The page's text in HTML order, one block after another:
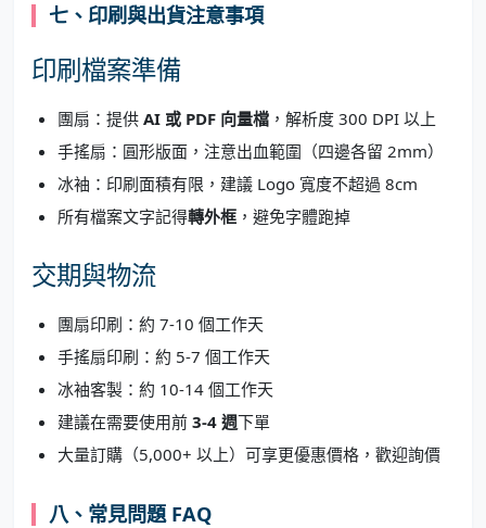
七、印刷與出貨注意事項
印刷檔案準備
團扇：提供 AI 或 PDF 向量檔 ，解析度 300 DPI 以上
手搖扇：圓形版面，注意出血範圍（四邊各留 2mm）
冰袖：印刷面積有限，建議 Logo 寬度不超過 8cm
所有檔案文字記得轉外框 ，避免字體跑掉
交期與物流
團扇印刷：約 7-10 個工作天
手搖扇印刷：約 5-7 個工作天
冰袖客製：約 10-14 個工作天
建議在需要使用前 3-4 週下單
大量訂購（5,000+ 以上）可享更優惠價格，歡迎詢價
八、常見問題 FAQ